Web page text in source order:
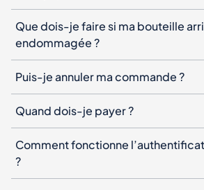
Que dois-je faire si ma bouteille
endommagée ?
Puis-je annuler ma commande ?
Quand dois-je payer ?
Comment fonctionne
?